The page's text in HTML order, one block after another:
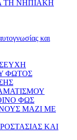
ΤΗ ΝΗΠΙΑΚΗ
και
ΦΩΤΟΣ
ΦΩΣ
ΜΑΖΙ ΜΕ
ΚΑΙ